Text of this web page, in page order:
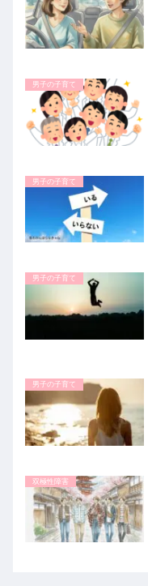
男子の子育て
男子の子育て
男子の子育て
男子の子育て
双極性障害